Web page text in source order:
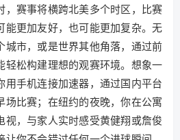
，赛事将横跨北美多个时区，比赛
能更加友好，也可能更加复杂。无
城市，或是世界其他角落，通过前
轻松构建理想的观赛环境。想象一
用手机连接加速器，通过国内平台
场比赛；在纽约的夜晚，你在公寓
视，与家人实时感受黄健翔或詹俊